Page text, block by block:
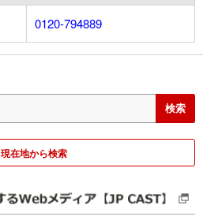
0120-794889
現在地から検索